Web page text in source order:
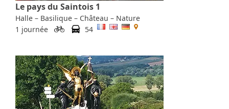
Le pays du Saintois 1
Halle – Basilique – Château – Nature
1 journée
54